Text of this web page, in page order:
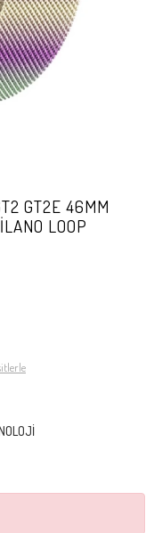
GT2E 46MM
LOOP